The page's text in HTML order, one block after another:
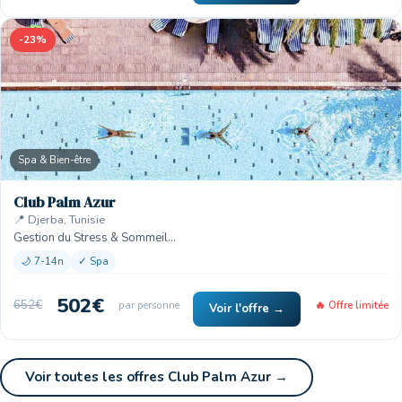
-23%
Spa & Bien-être
Club Palm Azur
📍 Djerba, Tunisie
Gestion du Stress & Sommeil…
🌙 7-14n ✓ Spa
652€ 502€ par personne Voir l'offre → 🔥 Offre limitée
Voir toutes les offres Club Palm Azur →